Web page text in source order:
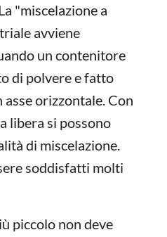
"miscelazione a
avviene
un contenitore
di polvere e fatto
orizzontale. Con
libera si possono
di miscelazione.
soddisfatti molti
piccolo non deve